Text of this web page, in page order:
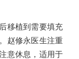
移植到需要填充
赵修永医生注重
意休息，适用于